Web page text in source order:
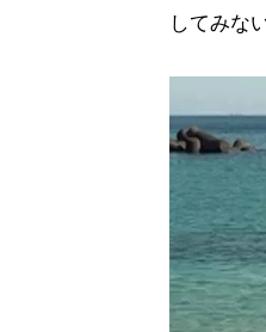
してみな